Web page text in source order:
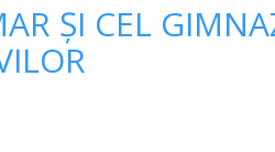
ŞI CEL